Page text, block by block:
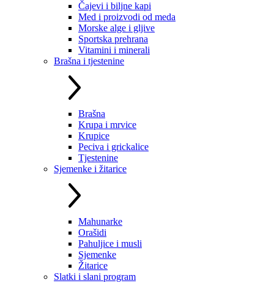
Čajevi i biljne kapi
Med i proizvodi od meda
Morske alge i gljive
Sportska prehrana
Vitamini i minerali
Brašna i tjestenine
Brašna
Krupa i mrvice
Krupice
Peciva i grickalice
Tjestenine
Sjemenke i žitarice
Mahunarke
Orašidi
Pahuljice i musli
Sjemenke
Žitarice
Slatki i slani program